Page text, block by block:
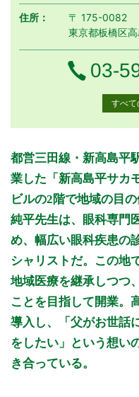
住所：
〒 175-0082
東京都板橋区
電話
03-
すべて
診療時間 月
9:00〜12:00
●
14:30〜17:30
●
休診日: 土曜午後、日、祝
備考: 月曜、水曜の午後は
※診療時間や臨時休診・診
機関ホームページ、ま
>>病院なびで医療機関の
公
都営三田線・新高島平
業した「新高島平サカ
ビルの2階で地域の目
純平先生は、眼科専門
め、幅広い眼科疾患の
シャリストだ。この地
地域医療を継承しつつ
ことを目指して開業。
導入し、「父がお世話
をしたい」という想い
き合っている。